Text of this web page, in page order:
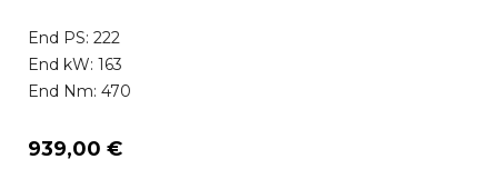
End PS: 222
End kW: 163
End Nm: 470
939,00 €